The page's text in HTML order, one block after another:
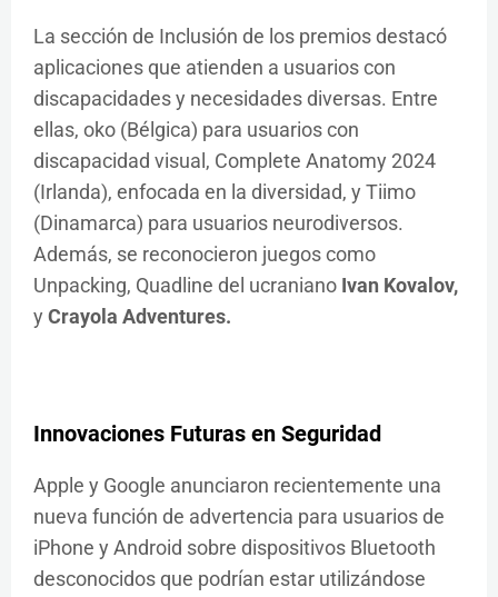
La sección de Inclusión de los premios destacó
aplicaciones que atienden a usuarios con
discapacidades y necesidades diversas. Entre
ellas, oko (Bélgica) para usuarios con
discapacidad visual, Complete Anatomy 2024
(Irlanda), enfocada en la diversidad, y Tiimo
(Dinamarca) para usuarios neurodiversos.
Además, se reconocieron juegos como
Unpacking, Quadline del ucraniano Ivan Kovalov,
y Crayola Adventures.
Innovaciones Futuras en Seguridad
Apple y Google anunciaron recientemente una
nueva función de advertencia para usuarios de
iPhone y Android sobre dispositivos Bluetooth
desconocidos que podrían estar utilizándose